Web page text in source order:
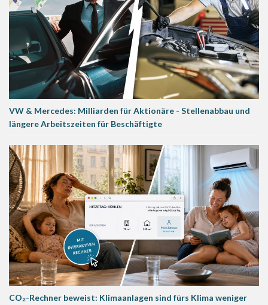
VW & Mercedes: Milliarden für Aktionäre - Stellenabbau und
längere Arbeitszeiten für Beschäftigte
CO₂-Rechner beweist: Klimaanlagen sind fürs Klima weniger